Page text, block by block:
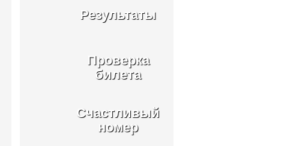
Результаты
Проверка
билета
Счастливый
номер